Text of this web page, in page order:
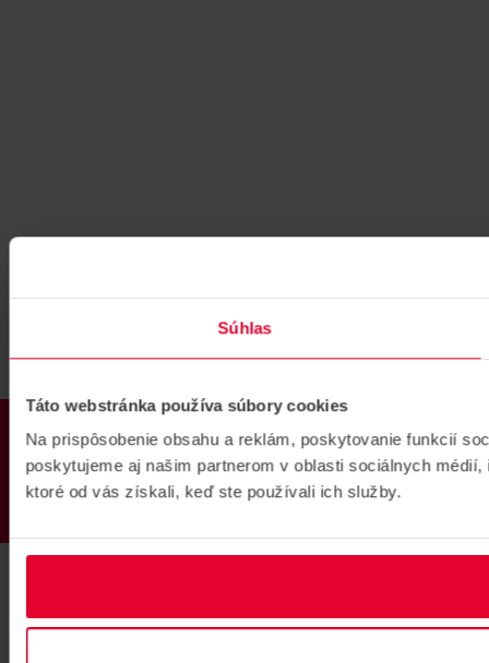
Súhlas
Táto webstránka používa súbory cookies
Na prispôsobenie obsahu a reklám, poskytovanie funkcií
poskytujeme aj našim partnerom v oblasti sociálnych
ktoré od vás získali, keď ste používali ich služby.
PRODUKTY